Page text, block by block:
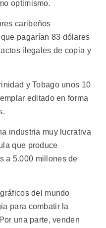
optimismo.
caribeños
pagarían 83 dólares
ilegales de copia y
y Tobago unos 10
editado en forma
industria muy lucrativa
que produce
a 5.000 millones de
del mundo
para combatir la
una parte, venden